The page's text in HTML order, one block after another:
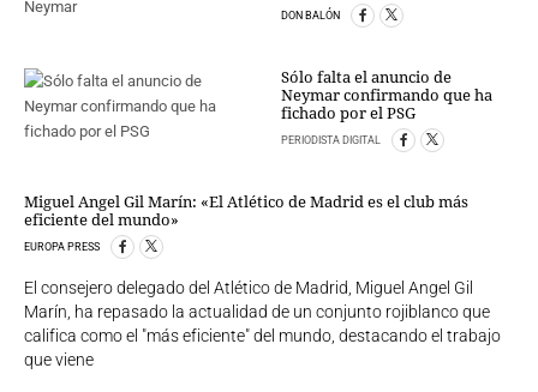
DON BALÓN
Sólo falta el anuncio de
Neymar confirmando que ha
fichado por el PSG
PERIODISTA DIGITAL
Miguel Angel Gil Marín: «El Atlético de Madrid es el club más
eficiente del mundo»
EUROPA PRESS
El consejero delegado del Atlético de Madrid, Miguel Angel Gil
Marín, ha repasado la actualidad de un conjunto rojiblanco que
califica como el "más eficiente" del mundo, destacando el trabajo
que viene